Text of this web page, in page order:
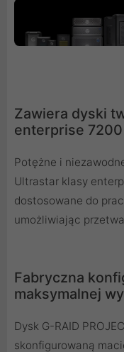
Zawiera dyski
enterprise
Potężne i
Ultrastar klasy
dostosowane do
umożliwiając
Fabryczna
maksymalnej
Dysk G-RAID
skonfigurowaną